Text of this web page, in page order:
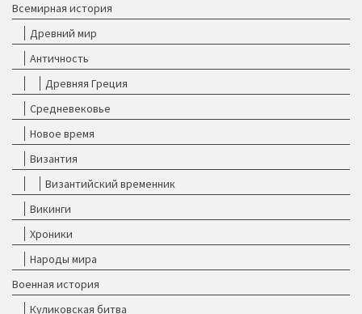
Всемирная история
Древний мир
Античность
Древняя Греция
Средневековье
Новое время
Византия
Византийский временник
Викинги
Хроники
Народы мира
Военная история
Куликовская битва